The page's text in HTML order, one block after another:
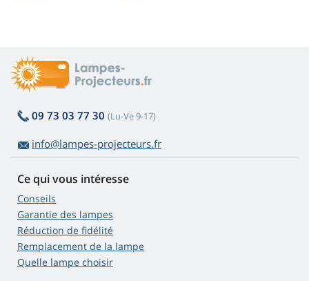
09 73 03 77 30 (Lu-Ve 9-17)
info@lampes-projecteurs.fr
Ce qui vous intéresse
Conseils
Garantie des lampes
Réduction de fidélité
Remplacement de la lampe
Quelle lampe choisir